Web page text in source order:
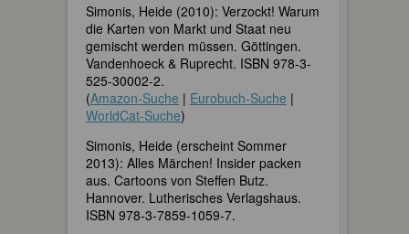
Simonis, Heide (2010): Verzockt! Warum
die Karten von Markt und Staat neu
gemischt werden müssen. Göttingen.
Vandenhoeck & Ruprecht. ISBN 978-3-
525-30002-2.
(Amazon-Suche | Eurobuch-Suche |
WorldCat-Suche)
Simonis, Heide (erscheint Sommer
2013): Alles Märchen! Insider packen
aus. Cartoons von Steffen Butz.
Hannover. Lutherisches Verlagshaus.
ISBN 978-3-7859-1059-7.